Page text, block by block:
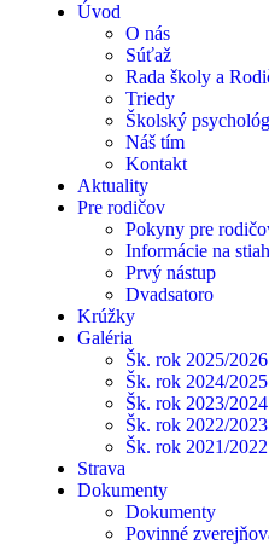
Úvod
O nás
Súťaž
Rada školy a
Triedy
Školský psychológ
Náš tím
Kontakt
Aktuality
Pre rodičov
Pokyny pre
Informácie na
Prvý nástup
Dvadsatoro
Krúžky
Galéria
Šk. rok 2025/2026
Šk. rok 2024/2025
Šk. rok 2023/2024
Šk. rok 2022/2023
Šk. rok 2021/2022
Strava
Dokumenty
Dokumenty
Povinné